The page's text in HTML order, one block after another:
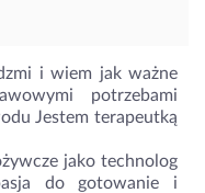
i wiem jak ważne
potrzebami
Jestem terapeutką
jako technolog
do gotowanie i